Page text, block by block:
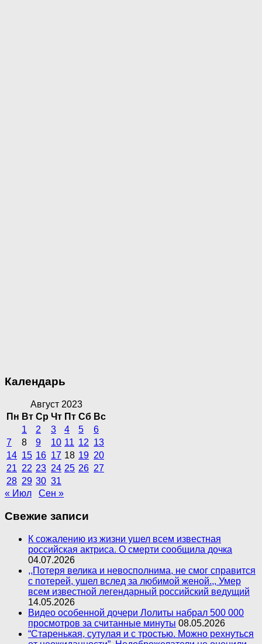
Календарь
Август 2023
Пн Вт Ср Чт Пт Сб Вс
1
2 3 4 5
6
7
8 9 10 11 12 13
14 15 16 17 18 19 20
21 22 23 24 25 26 27
28 29 30 31
« Июл
Сен »
Свежие записи
К сожалению из жизни ушел всем известная
российская актриса. О смерти сообщила дочка
04.07.2026
,,Потеря велика и невосполнима, не смог справится
с потерей, ушел вслед за любимой женой.,, Умер
всем известной легендарный российский ведущий
14.05.2026
Видео особенной дочери Лолиты набрал 500 000
просмотров за считанные минуты 08.05.2026
“Старенькая, сутулая и с тростью. Можно рехнуться